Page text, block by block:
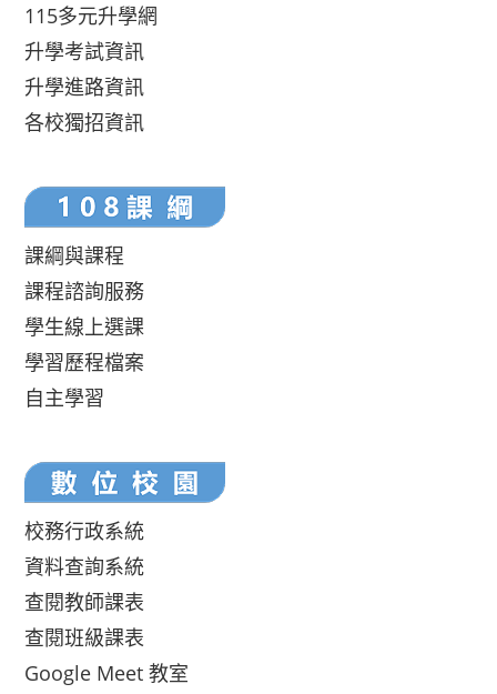
115多元升學網
升學考試資訊
升學進路資訊
各校獨招資訊
課綱與課程
課程諮詢服務
學生線上選課
學習歷程檔案
自主學習
校務行政系統
資料查詢系統
查閱教師課表
查閱班級課表
Google Meet 教室